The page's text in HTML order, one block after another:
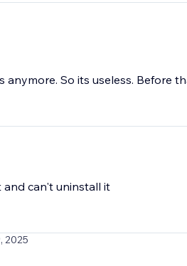
So its useless. Before
can't uninstall it
2025